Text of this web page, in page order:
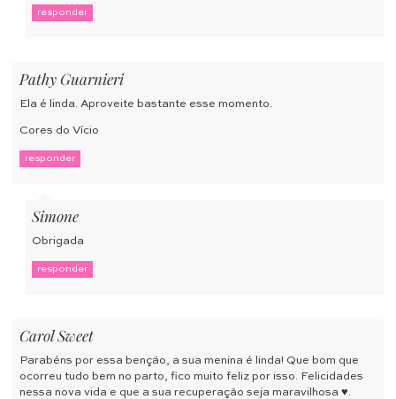
responder
Pathy Guarnieri
Ela é linda. Aproveite bastante esse momento.
Cores do Vício
responder
Simone
Obrigada
responder
Carol Sweet
Parabéns por essa benção, a sua menina é linda! Que bom que
ocorreu tudo bem no parto, fico muito feliz por isso. Felicidades
nessa nova vida e que a sua recuperação seja maravilhosa ♥.